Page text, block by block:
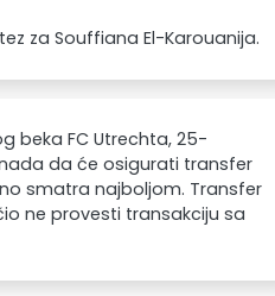
za Souffiana El-Karouanija.
beka FC Utrechta, 25-
da će osigurati transfer
smatra najboljom. Transfer
ne provesti transakciju sa